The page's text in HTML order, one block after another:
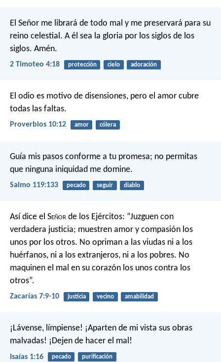
El Señor me librará de todo mal y me preservará para su
reino celestial. A él sea la gloria por los siglos de los
siglos. Amén.
2 Timoteo 4:18 protección cielo adoración
El odio es motivo de disensiones, pero el amor cubre
todas las faltas.
Proverbios 10:12 amor cólera
Guía mis pasos conforme a tu promesa; no permitas
que ninguna iniquidad me domine.
Salmo 119:133 pecado seguir diablo
Así dice el Señor de los Ejércitos: “Juzguen con
verdadera justicia; muestren amor y compasión los
unos por los otros. No opriman a las viudas ni a los
huérfanos, ni a los extranjeros, ni a los pobres. No
maquinen el mal en su corazón los unos contra los
otros”.
Zacarías 7:9-10 justicia vecino amabilidad
¡Lávense, límpiense! ¡Aparten de mi vista sus obras
malvadas! ¡Dejen de hacer el mal!
Isaías 1:16 pecado purificación